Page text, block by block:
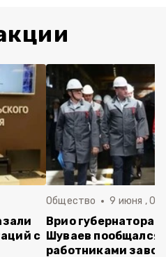
с
Общество 9 июня ,
Врио губернатора
Шуваев пообщался
работниками